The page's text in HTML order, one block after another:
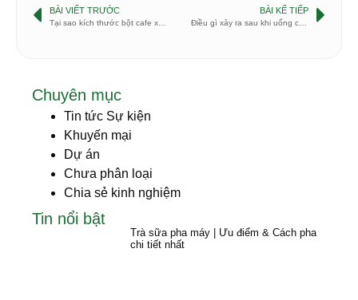
BÀI VIẾT TRƯỚC
Tại sao kích thước bột cafe xay lại quan trọng?
BÀI KẾ TIẾP
Điều gì xảy ra sau khi uống cà phê?
Chuyên mục
Tin tức Sự kiện
Khuyến mại
Dự án
Chưa phân loại
Chia sẻ kinh nghiệm
Tin nổi bật
Trà sữa pha máy | Ưu điểm & Cách pha
chi tiết nhất